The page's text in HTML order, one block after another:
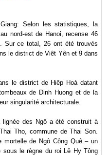
Selon les statistiques, la
nord-est de Hanoi, recense 46
Sur ce total, 26 ont été trouvés
le district de Viêt Yên et 9 dans
le district de Hiêp Hoà datant
de Dinh Huong et de la
singularité architecturale.
lignée des Ngô a été construit à
Tho, commune de Thai Son.
mortelle de Ngô Công Quê – un
sous le règne du roi Lê Hy Tông